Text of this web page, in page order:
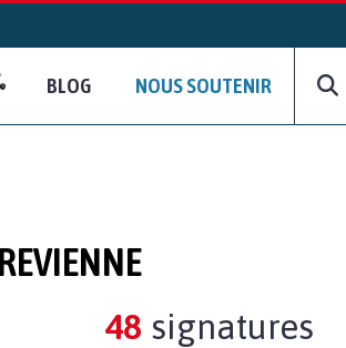
BLOG NOUS SOUTENIR
48 signatures